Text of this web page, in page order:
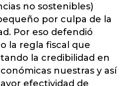
no sostenibles)
por culpa de la
Por eso defendió
la regla fiscal que
la credibilidad en
nuestras y así
efectividad de